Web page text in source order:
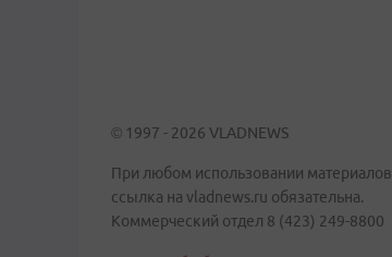
© 1997 - 2026 VLADNEWS
При любом использовании материалов
ссылка на vladnews.ru обязательна.
Коммерческий отдел 8 (423) 249-8800